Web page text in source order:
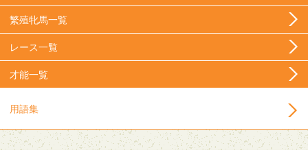
繁殖牝馬一覧
レース一覧
才能一覧
用語集